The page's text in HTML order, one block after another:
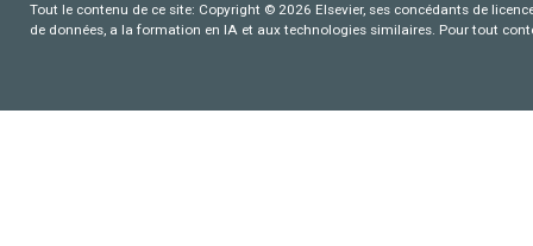
Tout le contenu de ce site: Copyright © 2026 Elsevier, ses concédants de
de données, a la formation en IA et aux technologies similaires. Pour tout